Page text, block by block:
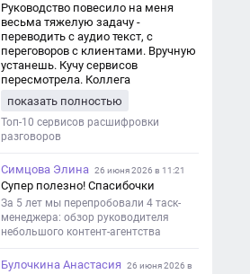
Руководство повесило на меня
весьма тяжелую задачу -
переводить с аудио текст, с
переговоров с клиентами. Вручную
устанешь. Кучу сервисов
пересмотрела. Коллега
хорошо переводит. Мало
редактировать по итогу. Советую.
показать полностью
Топ-10 сервисов расшифровки
разговоров
Симцова Элина 26 июня 2026 в 11:21
Супер полезно! Спасибочки
За 5 лет мы перепробовали 4 таск-
менеджера: обзор руководителя
небольшого контент-агентства
Булочкина Анастасия
26 июня 2026 в